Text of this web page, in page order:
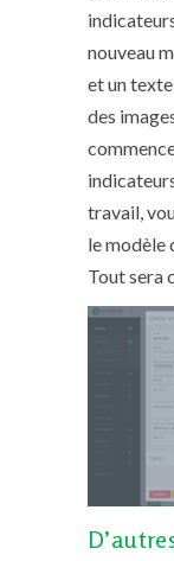
nouveau
et un
des
travail,
le modèle
Tout sera